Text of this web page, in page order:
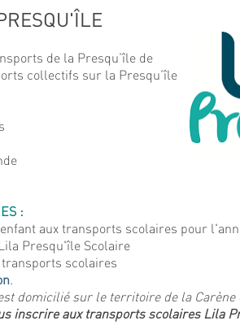
de la Presqu’île de
collectifs sur la Presqu’île
:
aux transports scolaires pour
Presqu'île Scolaire
transports scolaires
.
domicilié sur le territoire de la
inscrire aux transports scolaires Lila